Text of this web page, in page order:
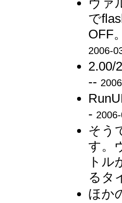
ヴァ
で
OFF
2006-
2.00/
--
-
そう
す。
トル
るタ
ほか